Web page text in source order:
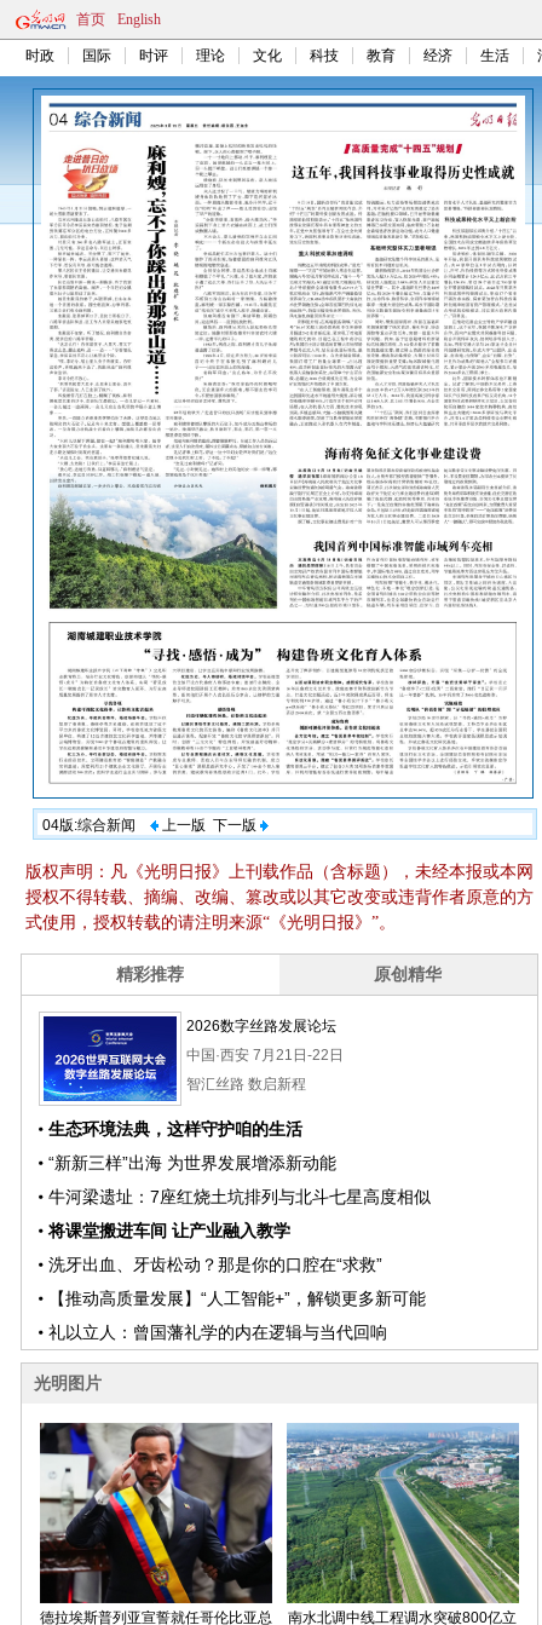
首页 English
时政 国际 时评 理论 文化 科技 教育 经济 生活
04版:综合新闻 上一版 下一版
版权声明：凡《光明日报》上刊载作品（含标题），未经本报或本网
授权不得转载、摘编、改编、篡改或以其它改变或违背作者原意的方
式使用，授权转载的请注明来源“《光明日报》”。